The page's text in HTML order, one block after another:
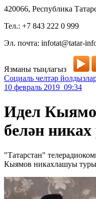
420066, Республика
Тел.: +7 843 222 0 999
Эл. почта: infotat@tatar-
Язманы тыңлагыз
Социаль челтәр
10 февраль 2019 09:34
Идел
белəн
"Татарстан"
Кыямов никахлашуы